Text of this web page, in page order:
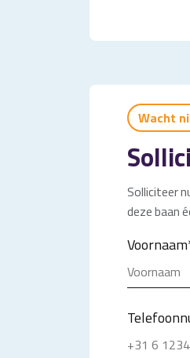
Wacht
Solliciteer
deze baan
Voornaam